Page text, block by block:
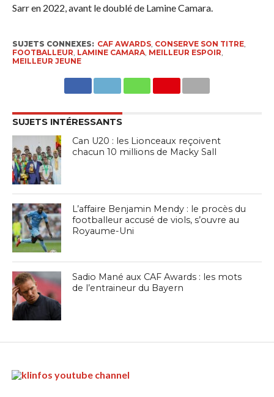
Sarr en 2022, avant le doublé de Lamine Camara.
SUJETS CONNEXES: CAF AWARDS, CONSERVE SON TITRE,
FOOTBALLEUR, LAMINE CAMARA, MEILLEUR ESPOIR,
MEILLEUR JEUNE
SUJETS INTÉRESSANTS
Can U20 : les Lionceaux reçoivent
chacun 10 millions de Macky Sall
L’affaire Benjamin Mendy : le procès du
footballeur accusé de viols, s’ouvre au
Royaume-Uni
Sadio Mané aux CAF Awards : les mots
de l’entraineur du Bayern